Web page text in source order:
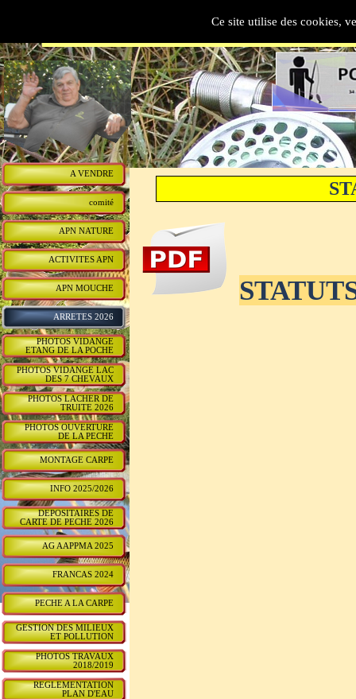
Ce site utilise des cookies,
AAPPMA   DU
A VENDRE
comité
APN NATURE
ACTIVITES APN
APN MOUCHE
ARRETES 2026
PHOTOS VIDANGE
ETANG DE LA POCHE
PHOTOS VIDANGE LAC
DES 7 CHEVAUX
PHOTOS LACHER DE
TRUITE 2026
PHOTOS OUVERTURE
DE LA PECHE
MONTAGE CARPE
INFO 2025/2026
DEPOSITAIRES DE
CARTE DE PECHE 2026
AG AAPPMA 2025
FRANCAS 2024
PECHE A LA CARPE
GESTION DES MILIEUX
ET POLLUTION
PHOTOS TRAVAUX
2018/2019
REGLEMENTATION
PLAN D'EAU